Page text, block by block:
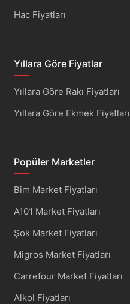
Hac Fiyatları
Yıllara Göre Fiyatlar
Yıllara Göre Rakı Fiyatları
Yıllara Göre Ekmek Fiyatları
Popüler Marketler
Bim Market Fiyatları
A101 Market Fiyatları
Şok Market Fiyatları
Migros Market Fiyatları
Carrefour Market Fiyatları
Alkol Fiyatları